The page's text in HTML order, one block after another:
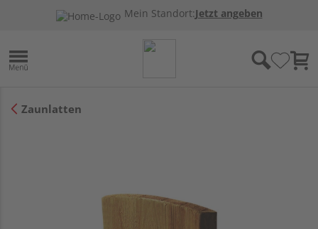
Mein Standort:Jetzt angeben
Zaunlatten